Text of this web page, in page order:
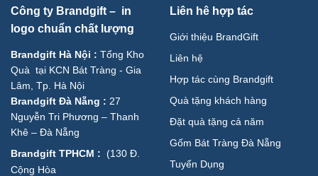
Công ty Brandgift – in
logo chuẩn chất lượng
Brandgift Hà Nội : Tổng Kho
Quà tại KCN Bát Tràng - Gia
Lâm, Tp. Hà Nội
Brandgift Đà Nẵng : 27
Nguyễn Tri Phương – Thanh
Khê – Đà Nẵng
Brandgift TPHCM : (130 Đ.
Cộng Hòa
Liên hê hợp tác
Giới thiệu BrandGift
Liên hệ
Hợp tác cùng Brandgift
Quà tặng khách hàng
Đặt quà tặng cả năm
Gốm Bát Tràng Đà Nẵng
Tuyển Dụng